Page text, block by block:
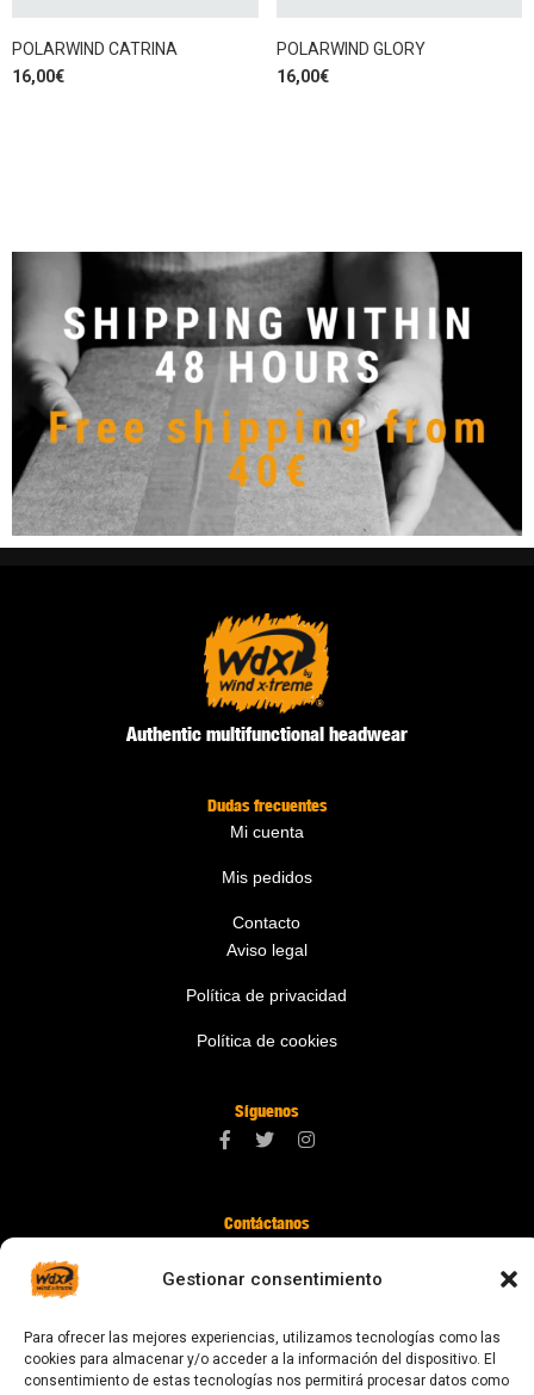
Gestionar consentimiento
Para ofrecer las mejores experiencias, utilizamos tecnologías como las
cookies para almacenar y/o acceder a la información del dispositivo. El
consentimiento de estas tecnologías nos permitirá procesar datos como
POLARWIND CATRINA
16,00€
POLARWIND GLORY
16,00€
Authentic multifunctional headwear
Dudas frecuentes
Mi cuenta
Mis pedidos
Contacto
Aviso legal
Política de privacidad
Política de cookies
Síguenos
Contáctanos
08024 Barcelona